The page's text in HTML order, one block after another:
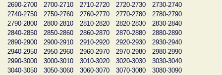
2690-2700
2700-2710 2710-2720 2720-2730
2730-2740
2740-2750
2750-2760 2760-2770 2770-2780
2780-2790
2790-2800
2800-2810 2810-2820 2820-2830
2830-2840
2840-2850
2850-2860 2860-2870 2870-2880
2880-2890
2890-2900
2900-2910 2910-2920 2920-2930
2930-2940
2940-2950
2950-2960 2960-2970 2970-2980
2980-2990
2990-3000
3000-3010 3010-3020 3020-3030
3030-3040
3040-3050
3050-3060 3060-3070 3070-3080
3080-3090